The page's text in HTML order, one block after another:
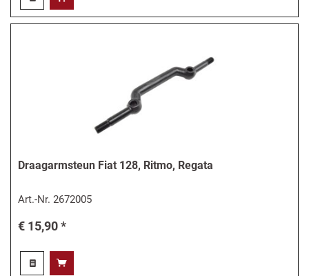
Draagarmsteun Fiat 128, Ritmo, Regata
Art.-Nr.2672005
€ 15,90 *